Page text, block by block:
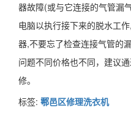
器故障(或与它连接的气管漏
电脑以执行接下来的脱水工
器,不要忘了检查连接气管的
问题不同价格也不同，建议
修。
标签: 鄠邑区修理洗衣机